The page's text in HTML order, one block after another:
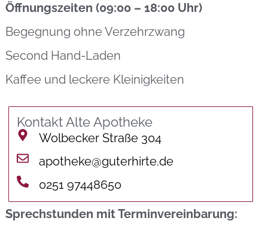
Öffnungszeiten (09:00 – 18:00 Uhr)
Begegnung ohne Verzehrzwang
Second Hand-Laden
Kaffee und leckere Kleinigkeiten
Kontakt Alte Apotheke
Wolbecker Straße 304
apotheke@guterhirte.de
0251 97448650
Sprechstunden mit Terminvereinbarung: